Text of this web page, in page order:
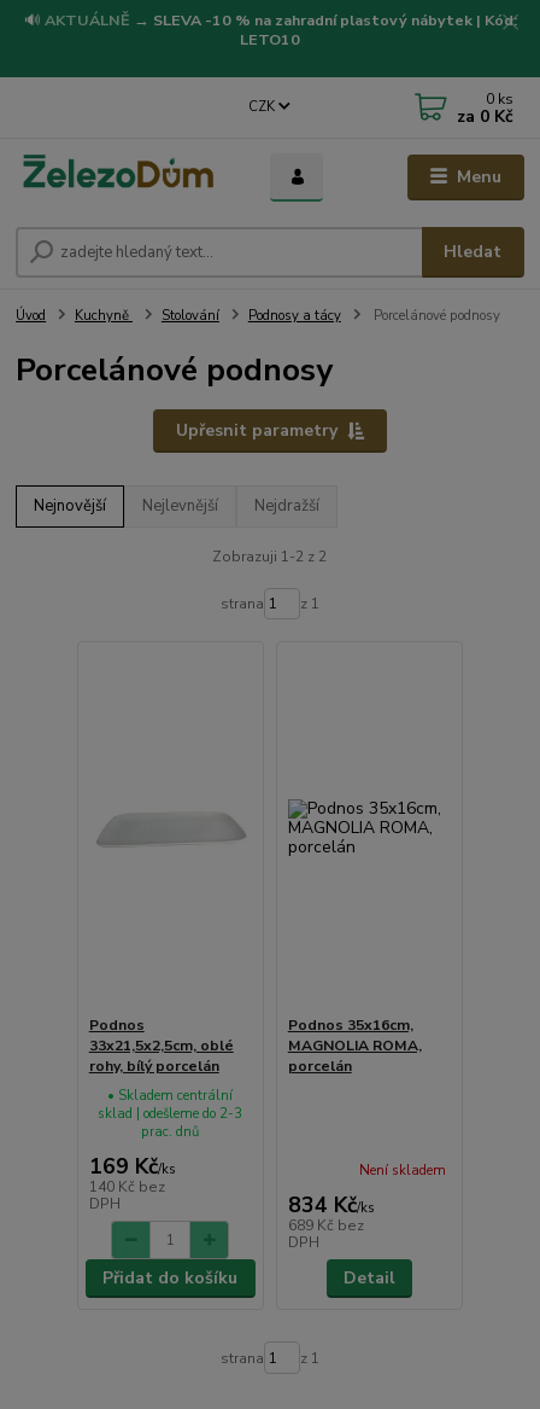
🔊 AKTUÁLNĚ → SLEVA -10 % na zahradní plastový nábytek | Kód:
LETO10
Menu
CZK
Hledat
0 ks
za 0 Kč
Úvod Kuchyně Stolování Podnosy a tácy Porcelánové podnosy
Porcelánové podnosy
Upřesnit parametry
Nejnovější Nejlevnější Nejdražší
Zobrazuji 1-2 z 2
strana z 1
Podnos
33x21,5x2,5cm, oblé
rohy, bílý porcelán
169 Kč/ks
140 Kč bez
DPH
• Skladem centrální
sklad | odešleme do 2-3
prac. dnů
Přidat do košíku
Podnos 35x16cm,
MAGNOLIA ROMA,
porcelán
834 Kč/ks
689 Kč bez
DPH
Není skladem
Detail
strana z 1